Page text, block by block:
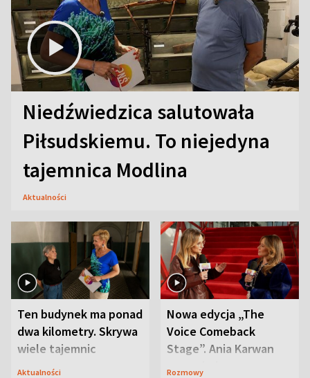
Niedźwiedzica salutowała
Piłsudskiemu. To niejedyna
tajemnica Modlina
Aktualności
Ten budynek ma ponad
dwa kilometry. Skrywa
wiele tajemnic
Aktualności
Nowa edycja „The
Voice Comeback
Stage”. Ania Karwan
zapowiada
Rozmowy